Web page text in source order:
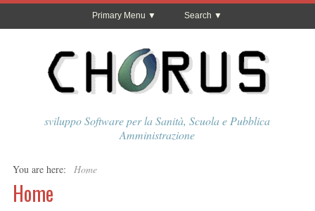
Primary Menu Search
sviluppo Software per la Sanità, Scuola e Pubblica
Amministrazione
You are here: Home
Home